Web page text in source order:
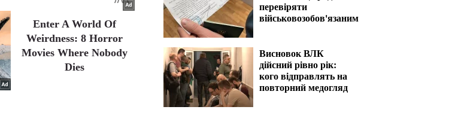
Enter A World Of
Weirdness: 8 Horror
Movies Where Nobody
Dies
перевіряти
військовозобов'язаним
Висновок ВЛК
дійсний рівно рік:
кого відправлять на
повторний медогляд